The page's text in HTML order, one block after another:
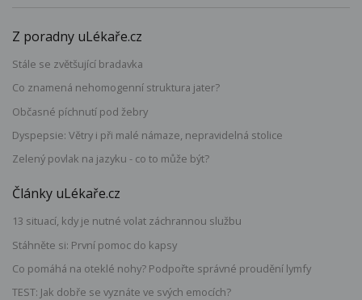
Z poradny uLékaře.cz
Stále se zvětšující bradavka
Co znamená nehomogenní struktura jater?
Občasné píchnutí pod žebry
Dyspepsie: Větry i při malé námaze, nepravidelná stolice
Zelený povlak na jazyku - co to může být?
Články uLékaře.cz
13 situací, kdy je nutné volat záchrannou službu
Stáhněte si: První pomoc do kapsy
Co pomáhá na oteklé nohy? Podpořte správné proudění lymfy
TEST: Jak dobře se vyznáte ve svých emocích?